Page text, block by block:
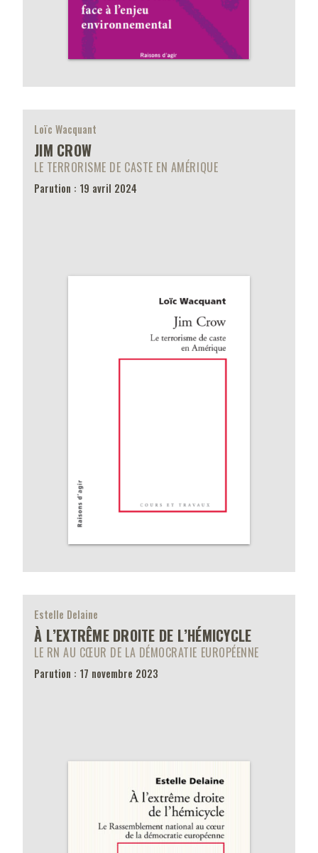
Loïc Wacquant
JIM CROW
LE TERRORISME DE CASTE EN AMÉRIQUE
Parution : 19 avril 2024
Estelle Delaine
À L’EXTRÊME DROITE DE L’HÉMICYCLE
LE RN AU CŒUR DE LA DÉMOCRATIE EUROPÉENNE
Parution : 17 novembre 2023